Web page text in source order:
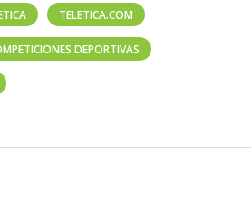
TELETICA.COM
DEPORTIVAS